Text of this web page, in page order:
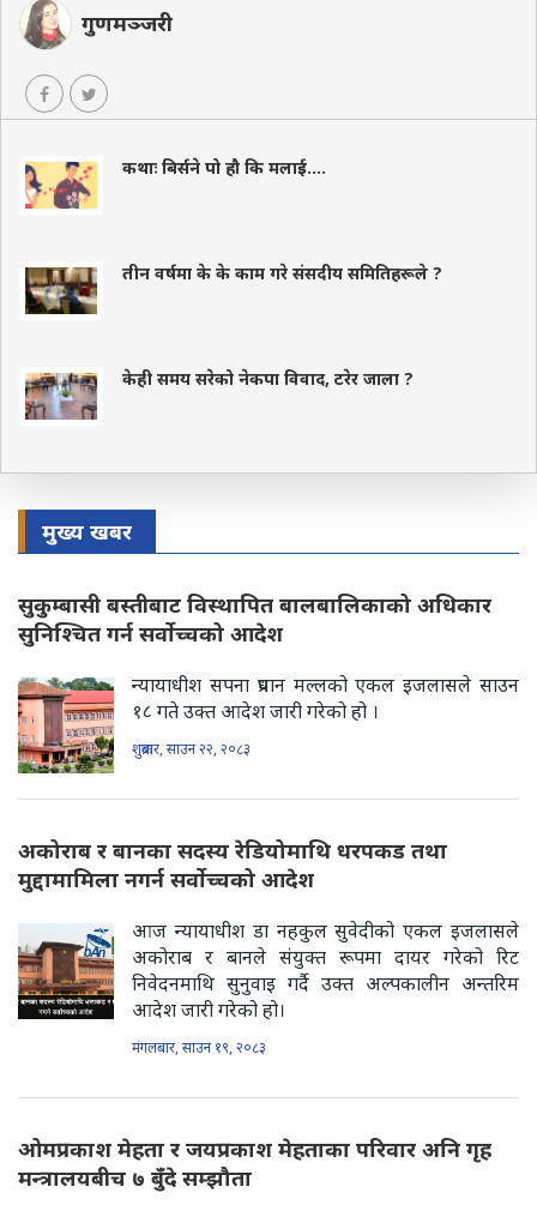
गुणमञ्जरी
कथाः बिर्सने पो हौ कि मलाई....
तीन वर्षमा के के काम गरे संसदीय समितिहरूले ?
केही समय सरेको नेकपा विवाद, टरेर जाला ?
मुख्य खबर
सुकुम्बासी बस्तीबाट विस्थापित बालबालिकाको अधिकार
सुनिश्चित गर्न सर्वोच्चको आदेश
न्यायाधीश सपना प्रधान मल्लको एकल इजलासले साउन
१८ गते उक्त आदेश जारी गरेको हो ।
शुक्रबार, साउन २२, २०८३
अकोराब र बानका सदस्य रेडियोमाथि धरपकड तथा
मुद्दामामिला नगर्न सर्वोच्चको आदेश
आज न्यायाधीश डा नहकुल सुवेदीको एकल इजलासले
अकोराब र बानले संयुक्त रूपमा दायर गरेको रिट
निवेदनमाथि सुनुवाइ गर्दै उक्त अल्पकालीन अन्तरिम
आदेश जारी गरेको हो।
मंगलबार, साउन १९, २०८३
ओमप्रकाश मेहता र जयप्रकाश मेहताका परिवार अनि गृह
मन्त्रालयबीच ७ बुँदे सम्झौता